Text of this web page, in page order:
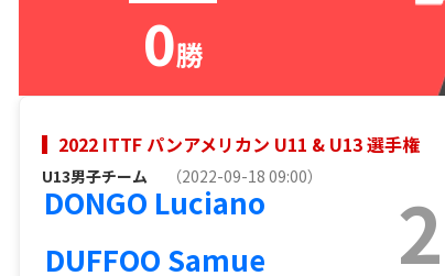
0勝
2022 ITTF パンアメリカン U11 & U13 選手権
U13男子チーム （2022-09-18 09:00）
DONGO Luciano
DUFFOO Samue
2